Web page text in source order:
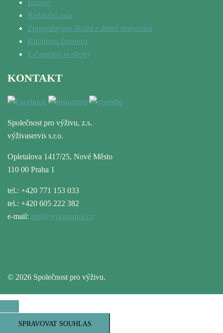
Inzerce
Redakční rada
Zpravodaj pro školní a dietní stravování
Knihovna časopisu
E-časopisy (e-shop)
KONTAKT
Společnost pro výživu, z.s.
výživaservis s.r.o.
Opletalova 1417/25, Nové Město
110 00 Praha 1
tel.: +420 771 153 033
tel.: +420 605 222 382
e-mail: info@vyzivaspol.cz
© 2026 Společnost pro výživu.
SPRAVOVAT SOUHLAS